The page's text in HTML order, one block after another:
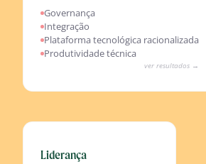
Governança
Integração
Plataforma tecnológica racionalizada
Produtividade técnica
ver resultados →
IA não governada eliminada com
Integrações via agentes
Menos ferramentas, mais
Produtividade de desenvolvimento
Liderança